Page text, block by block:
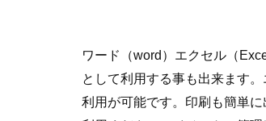
ワード（word）エクセル（
として利用する事も出来ます
利用が可能です。印刷も簡単